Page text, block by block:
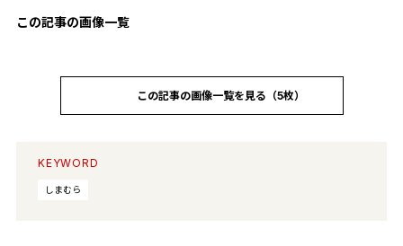
この記事の画像一覧
この記事の画像一覧を見る（5枚）
KEYWORD
しまむら